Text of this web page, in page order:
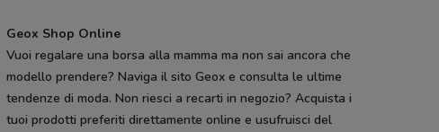
Coin Coin Valleverde
Geox Shop Online
Vuoi regalare una borsa alla mamma ma non sai ancora che
modello prendere? Naviga il sito Geox e consulta le ultime
tendenze di moda. Non riesci a recarti in negozio? Acquista i
tuoi prodotti preferiti direttamente online e usufruisci del